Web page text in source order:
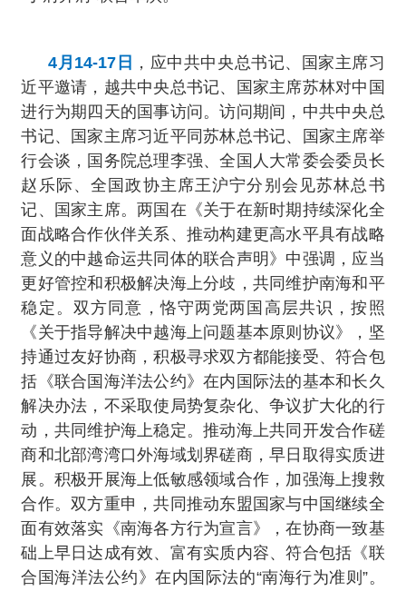
4月14-17日 ，应中共中央总书记、国家主席习
近平邀请，越共中央总书记、国家主席苏林对中国
进行为期四天的国事访问。访问期间，中共中央总
书记、国家主席习近平同苏林总书记、国家主席举
行会谈，国务院总理李强、全国人大常委会委员长
赵乐际、全国政协主席王沪宁分别会见苏林总书
记、国家主席。两国在《关于在新时期持续深化全
面战略合作伙伴关系、推动构建更高水平具有战略
意义的中越命运共同体的联合声明》中强调，应当
更好管控和积极解决海上分歧，共同维护南海和平
稳定。双方同意，恪守两党两国高层共识，按照
《关于指导解决中越海上问题基本原则协议》，坚
持通过友好协商，积极寻求双方都能接受、符合包
括《联合国海洋法公约》在内国际法的基本和长久
解决办法，不采取使局势复杂化、争议扩大化的行
动，共同维护海上稳定。推动海上共同开发合作磋
商和北部湾湾口外海域划界磋商，早日取得实质进
展。积极开展海上低敏感领域合作，加强海上搜救
合作。双方重申，共同推动东盟国家与中国继续全
面有效落实《南海各方行为宣言》，在协商一致基
础上早日达成有效、富有实质内容、符合包括《联
合国海洋法公约》在内国际法的“南海行为准则”。